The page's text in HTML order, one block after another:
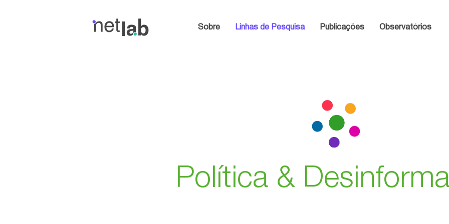
Sobre Linhas de Pesquisa Publicações Observatórios
Política &